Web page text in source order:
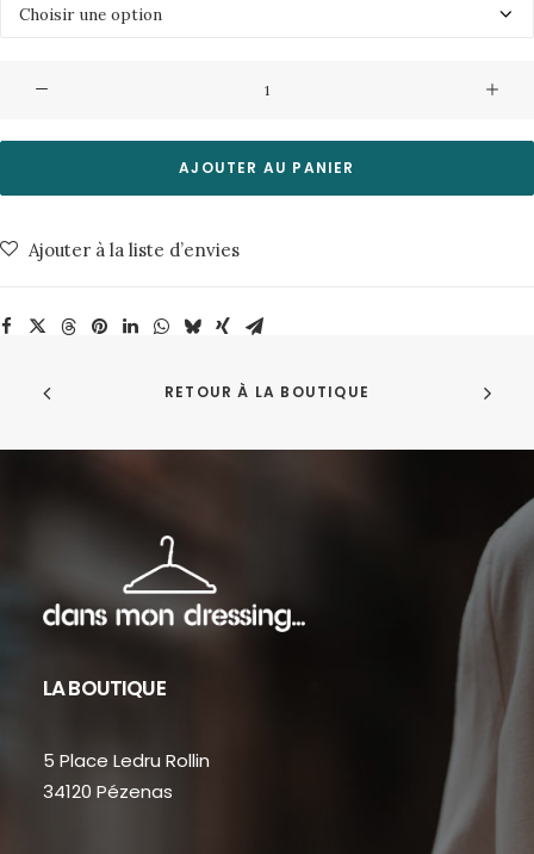
Veste
4412
Black
AJOUTER AU PANIER
Ajouter à la liste d’envies
RETOUR À LA BOUTIQUE
LA BOUTIQUE
5 Place Ledru Rollin
34120 Pézenas